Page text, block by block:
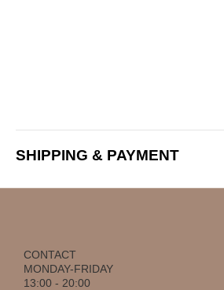
SHIPPING & PAYMENT
CONTACT
MONDAY-FRIDAY
13:00 - 20:00